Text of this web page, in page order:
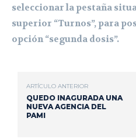
seleccionar la pestaña
superior “Turnos”, para
opción “segunda dosis”.
ARTÍCULO ANTERIOR
QUEDO INAGURADA UNA
NUEVA AGENCIA DEL
PAMI